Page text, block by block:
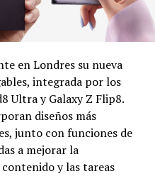
en Londres su nueva
integrada por los
Ultra y Galaxy Z Flip8.
diseños más
junto con funciones de
a mejorar la
y las tareas